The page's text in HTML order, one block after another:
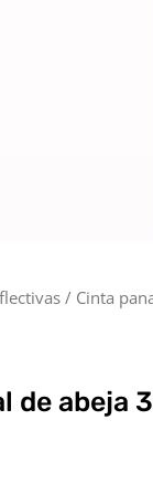
/ Cinta
de abeja